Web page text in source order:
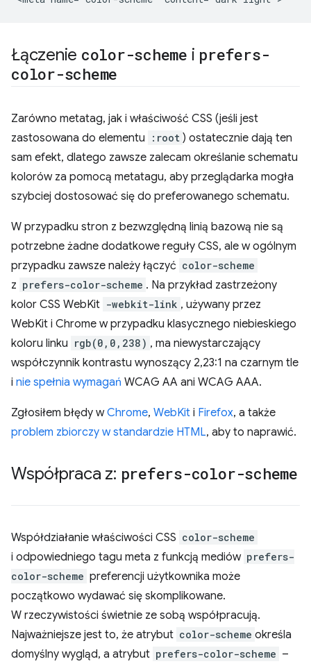
Łączenie color-scheme i prefers-
color-scheme
Zarówno metatag, jak i właściwość CSS (jeśli jest
zastosowana do elementu
:root ) ostatecznie dają ten
sam efekt, dlatego zawsze zalecam określanie schematu
kolorów za pomocą metatagu, aby przeglądarka mogła
szybciej dostosować się do preferowanego schematu.
W przypadku stron z bezwzględną linią bazową nie są
potrzebne żadne dodatkowe reguły CSS, ale w ogólnym
przypadku zawsze należy łączyć color-scheme
z prefers-color-scheme . Na przykład zastrzeżony
kolor CSS WebKit -webkit-link , używany przez
WebKit i Chrome w przypadku klasycznego niebieskiego
koloru linku rgb(0,0,238) , ma niewystarczający
współczynnik kontrastu wynoszący 2,23:1 na czarnym tle
i nie spełnia wymagań WCAG AA ani WCAG AAA.
Zgłosiłem błędy wChrome, WebKit i Firefox, a także
problem zbiorczy w standardzie HTML, aby to naprawić.
Współpraca z: prefers-color-scheme
Współdziałanie właściwości CSS color-scheme
i odpowiedniego tagu meta z funkcją mediów prefers-
color-scheme preferencji użytkownika może
początkowo wydawać się skomplikowane.
W rzeczywistości świetnie ze sobą współpracują.
Najważniejsze jest to, że atrybut color-scheme określa
domyślny wygląd, a atrybut prefers-color-scheme –